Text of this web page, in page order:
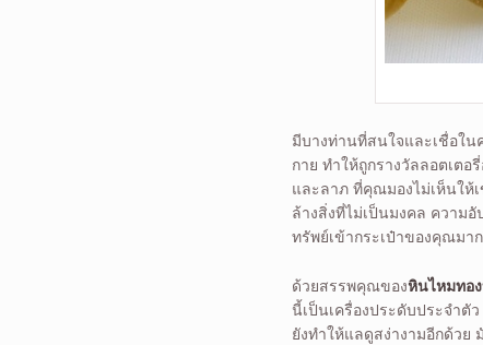
มีบางท่านที่สนใจและเชื่อใ
กาย ทำให้ถูกรางวัลลอตเต
และลาภ ที่คุณมองไม่เห็นให้
ล้างสิ่งที่ไม่เป็นมงคล ความ
ทรัพย์เข้ากระเป๋าของคุณมา
ด้วยสรรพคุณของหินไหมทอง
นี้เป็นเครื่องประดับประจำตั
ยังทำให้แลดูสง่างามอีกด้วย